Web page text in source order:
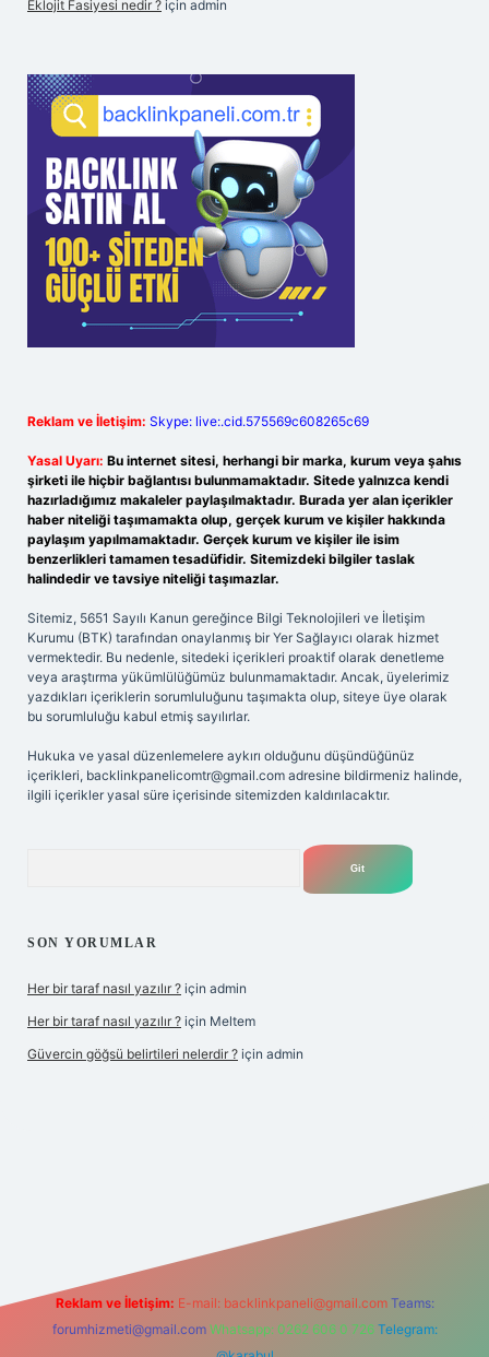
Eklojit Fasiyesi nedir ? için admin
Reklam ve İletişim: Skype: live:.cid.575569c608265c69
Yasal Uyarı: Bu internet sitesi, herhangi bir marka, kurum veya şahıs
şirketi ile hiçbir bağlantısı bulunmamaktadır. Sitede yalnızca kendi
hazırladığımız makaleler paylaşılmaktadır. Burada yer alan içerikler
haber niteliği taşımamakta olup, gerçek kurum ve kişiler hakkında
paylaşım yapılmamaktadır. Gerçek kurum ve kişiler ile isim
benzerlikleri tamamen tesadüfidir. Sitemizdeki bilgiler taslak
halindedir ve tavsiye niteliği taşımazlar.
Sitemiz, 5651 Sayılı Kanun gereğince Bilgi Teknolojileri ve İletişim
Kurumu (BTK) tarafından onaylanmış bir Yer Sağlayıcı olarak hizmet
vermektedir. Bu nedenle, sitedeki içerikleri proaktif olarak denetleme
veya araştırma yükümlülüğümüz bulunmamaktadır. Ancak, üyelerimiz
yazdıkları içeriklerin sorumluluğunu taşımakta olup, siteye üye olarak
bu sorumluluğu kabul etmiş sayılırlar.
Hukuka ve yasal düzenlemelere aykırı olduğunu düşündüğünüz
içerikleri, backlinkpanelicomtr@gmail.com adresine bildirmeniz halinde,
ilgili içerikler yasal süre içerisinde sitemizden kaldırılacaktır.
SON YORUMLAR
Her bir taraf nasıl yazılır ? için admin
Her bir taraf nasıl yazılır ? için Meltem
Güvercin göğsü belirtileri nelerdir ? için admin
Reklam ve İletişim: E-mail: backlinkpaneli@gmail.com Teams:
forumhizmeti@gmail.com Whatsapp: 0262 606 0 726 Telegram: